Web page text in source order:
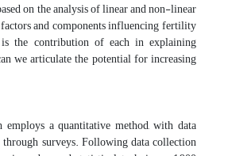
on the analysis of linear and non-linear
and components influencing fertility
the contribution of each in explaining
we articulate the potential for increasing
employs a quantitative method, with data
surveys. Following data collection